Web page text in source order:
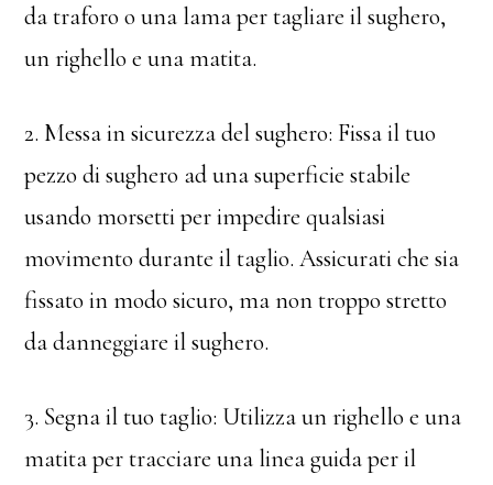
da traforo o una lama per tagliare il sughero,
un righello e una matita.
2. Messa in sicurezza del sughero: Fissa il tuo
pezzo di sughero ad una superficie stabile
usando morsetti per impedire qualsiasi
movimento durante il taglio. Assicurati che sia
fissato in modo sicuro, ma non troppo stretto
da danneggiare il sughero.
3. Segna il tuo taglio: Utilizza un righello e una
matita per tracciare una linea guida per il